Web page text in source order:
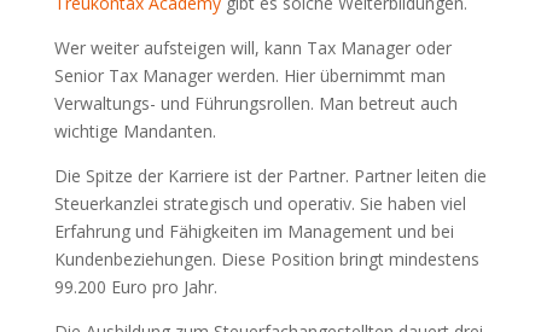
Wer weiter aufsteigen will, kann Tax Manager oder
Senior Tax Manager werden. Hier übernimmt man
Verwaltungs- und Führungsrollen. Man betreut auch
wichtige Mandanten.
Die Spitze der Karriere ist der Partner. Partner leiten die
Steuerkanzlei strategisch und operativ. Sie haben viel
Erfahrung und Fähigkeiten im Management und bei
Kundenbeziehungen. Diese Position bringt mindestens
99.200 Euro pro Jahr.